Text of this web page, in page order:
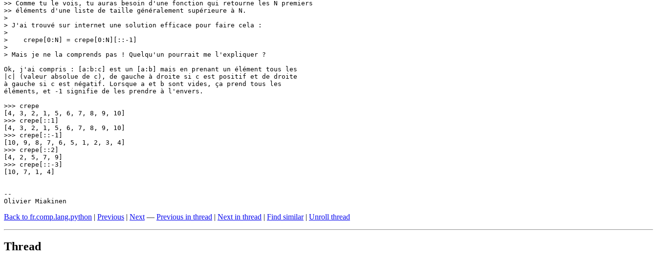
>> Comme tu le vois, tu auras besoin d'une fonction qui retourne les N premiers
>> éléments d'une liste de taille généralement supérieure à N.
>
> J'ai trouvé sur internet une solution efficace pour faire cela :
>
>    crepe[0:N] = crepe[0:N][::-1]
>
> Mais je ne la comprends pas ! Quelqu'un pourrait me l'expliquer ?
Ok, j'ai compris : [a:b:c] est un [a:b] mais en prenant un élément tous les
|c| (valeur absolue de c), de gauche à droite si c est positif et de droite
à gauche si c est négatif. Lorsque a et b sont vides, ça prend tous les
éléments, et -1 signifie de les prendre à l'envers.
>>> crepe
[4, 3, 2, 1, 5, 6, 7, 8, 9, 10]
>>> crepe[::1]
[4, 3, 2, 1, 5, 6, 7, 8, 9, 10]
>>> crepe[::-1]
[10, 9, 8, 7, 6, 5, 1, 2, 3, 4]
>>> crepe[::2]
[4, 2, 5, 7, 9]
>>> crepe[::-3]
[10, 7, 1, 4]
--
Olivier Miakinen
Back to fr.comp.lang.python | Previous | Next — Previous in thread | Next in thread | Find similar| Unroll thread
Thread